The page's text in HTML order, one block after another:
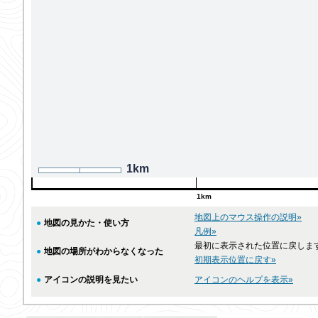
1km
1km
● 地図の見かた・使い方
地図上のマウス操作の説明»
凡例»
● 地図の場所がわからなくなった
最初に表示された位置に戻しま
初期表示位置に戻す»
● アイコンの説明を見たい アイコンのヘルプを表示»